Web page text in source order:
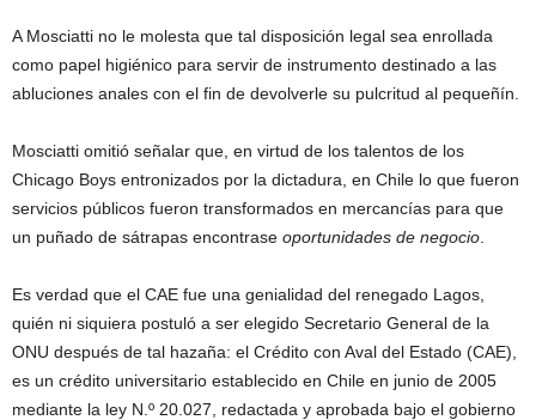
A Mosciatti no le molesta que tal disposición legal sea enrollada
como papel higiénico para servir de instrumento destinado a las
abluciones anales con el fin de devolverle su pulcritud al pequeñín.
Mosciatti omitió señalar que, en virtud de los talentos de los
Chicago Boys entronizados por la dictadura, en Chile lo que fueron
servicios públicos fueron transformados en mercancías para que
un puñado de sátrapas encontrase oportunidades de negocio
Es verdad que el CAE fue una genialidad del renegado Lagos,
quién ni siquiera postuló a ser elegido Secretario General de la
ONU después de tal hazaña: el Crédito con Aval del Estado (CAE),
es un crédito universitario establecido en Chile en junio de 2005
mediante la ley N.º 20.027, redactada y aprobada bajo el gobierno